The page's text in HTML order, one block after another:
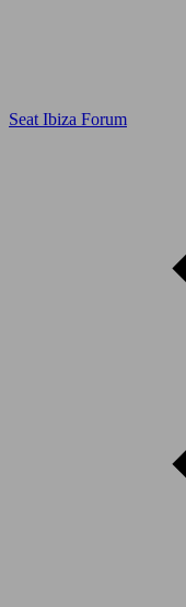
Seat Ibiza Forum